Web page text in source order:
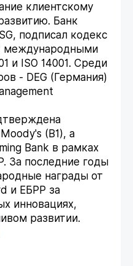
клиентскому
Банк
подписал кодекс
международными
и ISO 14001. Среди
- DEG (Германия)
(B1), а
Bank в рамках
За последние годы
награды от
и ЕБРР за
инновациях,
развитии.